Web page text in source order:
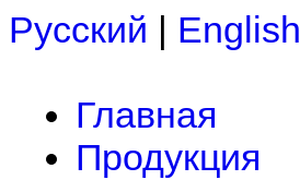
Русский | English
Главная
Продукция